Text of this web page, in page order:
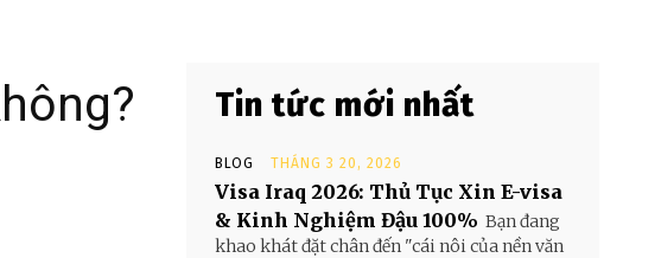
Tin tức mới nhất
BLOG THÁNG 3 20, 2026
Visa Iraq 2026: Thủ Tục Xin E-visa
& Kinh Nghiệm Đậu 100% Bạn đang
khao khát đặt chân đến "cái nôi của nền văn